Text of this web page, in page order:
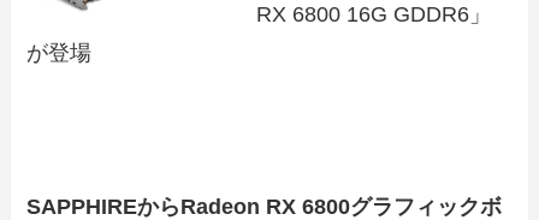
RX 6800 16G GDDR6」
が登場
SAPPHIREからRadeon RX 6800グラフィックボ